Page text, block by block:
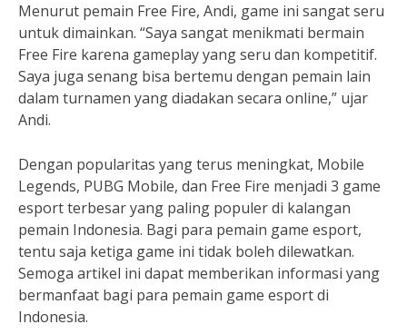
Menurut pemain Free Fire, Andi, game ini sangat seru
untuk dimainkan. “Saya sangat menikmati bermain
Free Fire karena gameplay yang seru dan kompetitif.
Saya juga senang bisa bertemu dengan pemain lain
dalam turnamen yang diadakan secara online,” ujar
Andi.
Dengan popularitas yang terus meningkat, Mobile
Legends, PUBG Mobile, dan Free Fire menjadi 3 game
esport terbesar yang paling populer di kalangan
pemain Indonesia. Bagi para pemain game esport,
tentu saja ketiga game ini tidak boleh dilewatkan.
Semoga artikel ini dapat memberikan informasi yang
bermanfaat bagi para pemain game esport di
Indonesia.